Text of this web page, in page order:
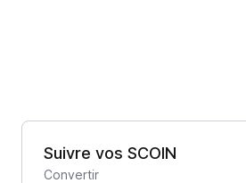
Suivre vos SCOIN
Convertir